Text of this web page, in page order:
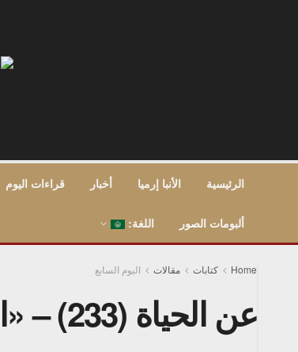
الرئيسية الأنبا إرميا أخبار قراءات اليوم
ألبومات الصور اللغة:
Home كتابات مقالات اليوم السابع
عن الحياة (233) – «الخير عائد» – 10/8/2018